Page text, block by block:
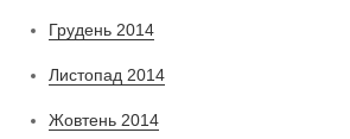
Грудень 2014
Листопад 2014
Жовтень 2014